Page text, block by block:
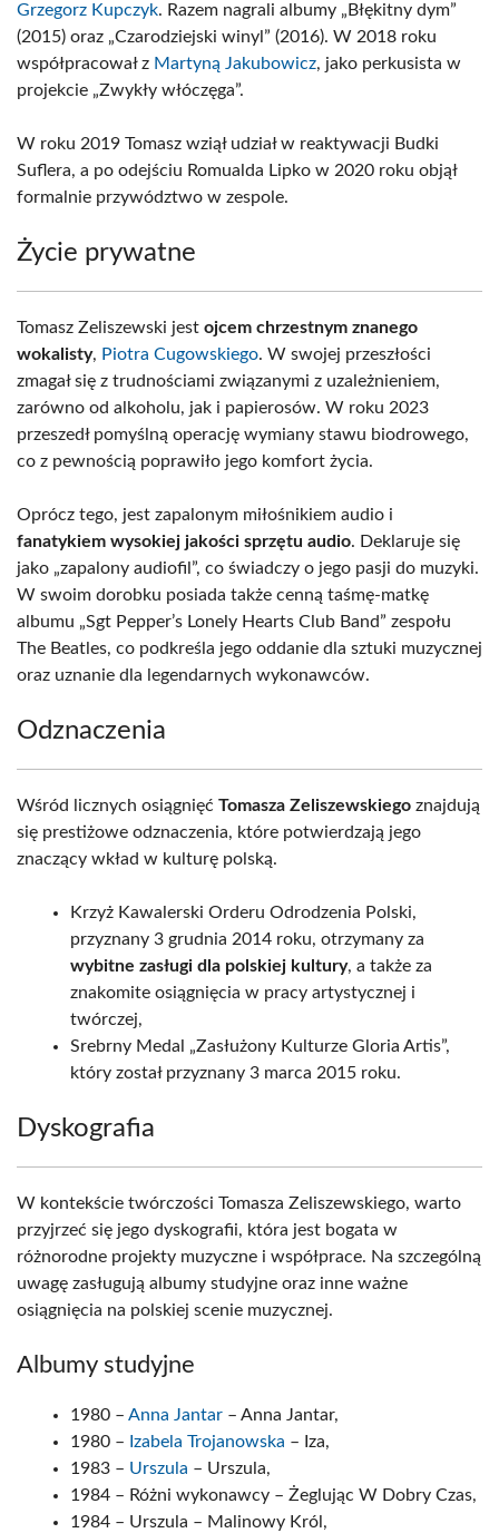
Grzegorz Kupczyk. Razem nagrali albumy „Błękitny dym”
(2015) oraz „Czarodziejski winyl” (2016). W 2018 roku
współpracował z Martyną Jakubowicz, jako perkusista w
projekcie „Zwykły włóczęga”.
W roku 2019 Tomasz wziął udział w reaktywacji Budki
Suflera, a po odejściu Romualda Lipko w 2020 roku objął
formalnie przywództwo w zespole.
Życie prywatne
Tomasz Zeliszewski jest ojcem chrzestnym znanego
wokalisty, Piotra Cugowskiego. W swojej przeszłości
zmagał się z trudnościami związanymi z uzależnieniem,
zarówno od alkoholu, jak i papierosów. W roku 2023
przeszedł pomyślną operację wymiany stawu biodrowego,
co z pewnością poprawiło jego komfort życia.
Oprócz tego, jest zapalonym miłośnikiem audio i
fanatykiem wysokiej jakości sprzętu audio. Deklaruje się
jako „zapalony audiofil”, co świadczy o jego pasji do muzyki.
W swoim dorobku posiada także cenną taśmę-matkę
albumu „Sgt Pepper’s Lonely Hearts Club Band” zespołu
The Beatles, co podkreśla jego oddanie dla sztuki muzycznej
oraz uznanie dla legendarnych wykonawców.
Odznaczenia
Wśród licznych osiągnięć Tomasza Zeliszewskiego znajdują
się prestiżowe odznaczenia, które potwierdzają jego
znaczący wkład w kulturę polską.
Krzyż Kawalerski Orderu Odrodzenia Polski,
przyznany 3 grudnia 2014 roku, otrzymany za
wybitne zasługi dla polskiej kultury, a także za
znakomite osiągnięcia w pracy artystycznej i
twórczej,
Srebrny Medal „Zasłużony Kulturze Gloria Artis”,
który został przyznany 3 marca 2015 roku.
Dyskografia
W kontekście twórczości Tomasza Zeliszewskiego, warto
przyjrzeć się jego dyskografii, która jest bogata w
różnorodne projekty muzyczne i współprace. Na szczególną
uwagę zasługują albumy studyjne oraz inne ważne
osiągnięcia na polskiej scenie muzycznej.
Albumy studyjne
1980 – Anna Jantar – Anna Jantar,
1980 – Izabela Trojanowska – Iza,
1983 – Urszula – Urszula,
1984 – Różni wykonawcy – Żeglując W Dobry Czas,
1984 – Urszula – Malinowy Król,